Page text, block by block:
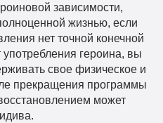
зависимости,
жизнью, если
нет точной конечной
употребления героина, вы
свое физическое и
прекращения программы
может